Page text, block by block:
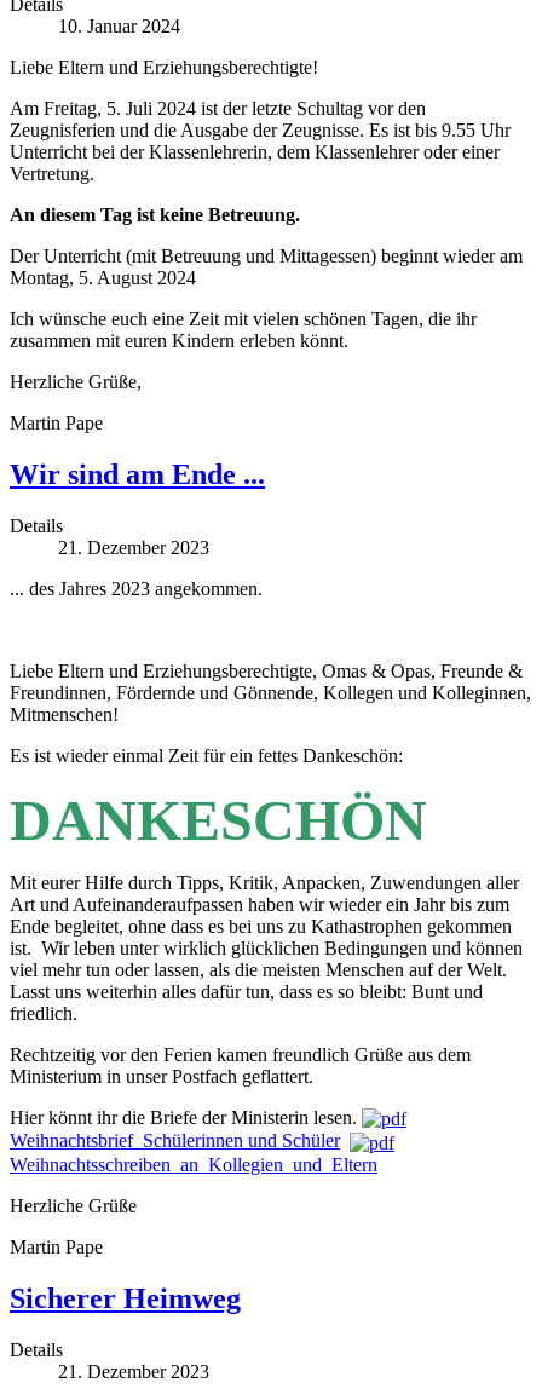
Details
10. Januar 2024
Liebe Eltern und Erziehungsberechtigte!
Am Freitag, 5. Juli 2024 ist der letzte Schultag vor den
Zeugnisferien und die Ausgabe der Zeugnisse. Es ist bis 9.55 Uhr
Unterricht bei der Klassenlehrerin, dem Klassenlehrer oder einer
Vertretung.
An diesem Tag ist keine Betreuung.
Der Unterricht (mit Betreuung und Mittagessen) beginnt wieder am
Montag, 5. August 2024
Ich wünsche euch eine Zeit mit vielen schönen Tagen, die ihr
zusammen mit euren Kindern erleben könnt.
Herzliche Grüße,
Martin Pape
Wir sind am Ende ...
Details
21. Dezember 2023
... des Jahres 2023 angekommen.
Liebe Eltern und Erziehungsberechtigte, Omas & Opas, Freunde &
Freundinnen, Fördernde und Gönnende, Kollegen und Kolleginnen,
Mitmenschen!
Es ist wieder einmal Zeit für ein fettes Dankeschön:
DANKESCHÖN
Mit eurer Hilfe durch Tipps, Kritik, Anpacken, Zuwendungen aller
Art und Aufeinanderaufpassen haben wir wieder ein Jahr bis zum
Ende begleitet, ohne dass es bei uns zu Kathastrophen gekommen
ist. Wir leben unter wirklich glücklichen Bedingungen und können
viel mehr tun oder lassen, als die meisten Menschen auf der Welt.
Lasst uns weiterhin alles dafür tun, dass es so bleibt: Bunt und
friedlich.
Rechtzeitig vor den Ferien kamen freundlich Grüße aus dem
Ministerium in unser Postfach geflattert.
Hier könnt ihr die Briefe der Ministerin lesen.
Weihnachtsbrief_Schülerinnen und Schüler
Weihnachtsschreiben_an_Kollegien_und_Eltern
Herzliche Grüße
Martin Pape
Sicherer Heimweg
Details
21. Dezember 2023